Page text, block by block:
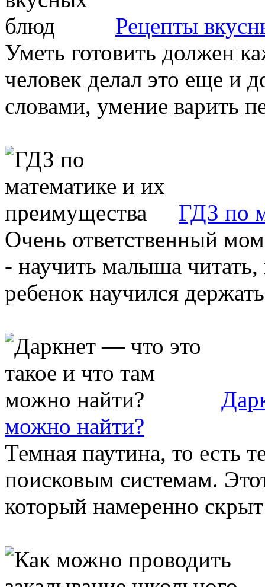
Рецепты
Уметь готовить должен
человек делал это еще и
словами, умение варить
ГДЗ по
Очень ответственный
- научить малыша
ребенок научился
можно найти?
Темная паутина, то есть
поисковым системам.
который намеренно